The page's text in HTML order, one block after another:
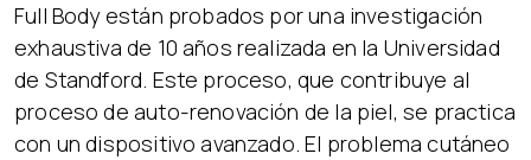
Full Body están probados por una investigación
exhaustiva de 10 años realizada en la Universidad
de Standford. Este proceso, que contribuye al
proceso de auto-renovación de la piel, se practica
con un dispositivo avanzado. El problema cutáneo